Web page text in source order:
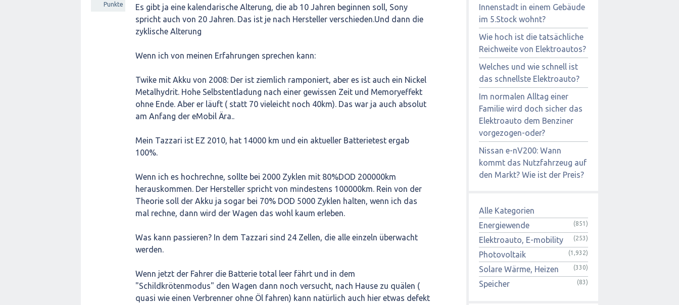
Punkte
Es gibt ja eine kalendarische Alterung, die ab 10 Jahren beginnen soll, Sony
spricht auch von 20 Jahren. Das ist je nach Hersteller verschieden.Und dann die
zyklische Alterung
Wenn ich von meinen Erfahrungen sprechen kann:
Twike mit Akku von 2008: Der ist ziemlich ramponiert, aber es ist auch ein Nickel
Metalhydrit. Hohe Selbstentladung nach einer gewissen Zeit und Memoryeffekt
ohne Ende. Aber er läuft ( statt 70 vieleicht noch 40km). Das war ja auch absolut
am Anfang der eMobil Ära..
Mein Tazzari ist EZ 2010, hat 14000 km und ein aktueller Batterietest ergab
100%.
Wenn ich es hochrechne, sollte bei 2000 Zyklen mit 80%DOD 200000km
herauskommen. Der Hersteller spricht von mindestens 100000km. Rein von der
Theorie soll der Akku ja sogar bei 70% DOD 5000 Zyklen halten, wenn ich das
mal rechne, dann wird der Wagen das wohl kaum erleben.
Was kann passieren? In dem Tazzari sind 24 Zellen, die alle einzeln überwacht
werden.
Wenn jetzt der Fahrer die Batterie total leer fährt und in dem
"Schildkrötenmodus" den Wagen dann noch versucht, nach Hause zu quälen (
quasi wie einen Verbrenner ohne Öl fahren) kann natürlich auch hier etwas defekt
Innenstadt in einem Gebäude
im 5.Stock wohnt?
Wie hoch ist die tatsächliche
Reichweite von Elektroautos?
Welches und wie schnell ist
das schnellste Elektroauto?
Im normalen Alltag einer
Familie wird doch sicher das
Elektroauto dem Benziner
vorgezogen-oder?
Nissan e-nV200: Wann
kommt das Nutzfahrzeug auf
den Markt? Wie ist der Preis?
Alle Kategorien
Energiewende
(851)
Elektroauto, E-mobility (253)
Photovoltaik (1,932)
Solare Wärme, Heizen (330)
Speicher (83)